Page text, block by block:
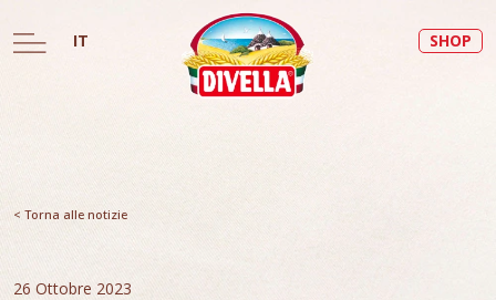
IT SHOP
< Torna alle notizie
26 Ottobre 2023